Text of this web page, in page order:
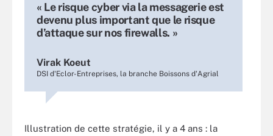
« Le risque cyber via la messagerie est
devenu plus important que le risque
d’attaque sur nos firewalls. »
Virak Koeut
DSI d'Eclor-Entreprises, la branche Boissons d'Agrial
Illustration de cette stratégie, il y a 4 ans : la